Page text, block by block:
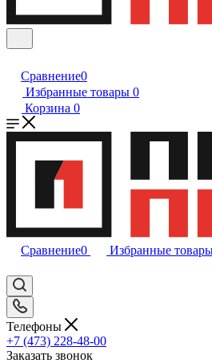
Сравнение0
Избранные товары 0
Корзина 0
Сравнение0 Избранные
Телефоны
+7 (473) 228-48-00
Заказать звонок